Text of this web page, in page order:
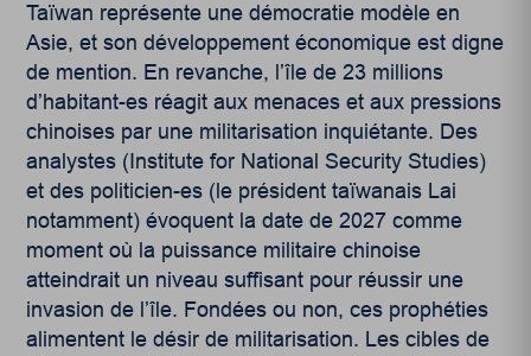
Taïwan représente une démocratie modèle en
Asie, et son développement économique est digne
de mention. En revanche, l’île de 23 millions
d’habitant-es réagit aux menaces et aux pressions
chinoises par une militarisation inquiétante. Des
analystes (Institute for National Security Studies)
et des politicien-es (le président taïwanais Lai
notamment) évoquent la date de 2027 comme
moment où la puissance militaire chinoise
atteindrait un niveau suffisant pour réussir une
invasion de l’île. Fondées ou non, ces prophéties
alimentent le désir de militarisation. Les cibles de